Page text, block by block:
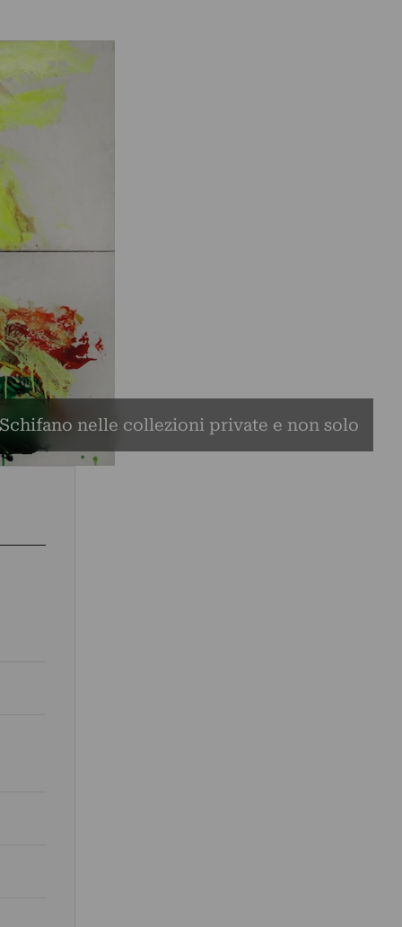
nelle collezioni private e non solo